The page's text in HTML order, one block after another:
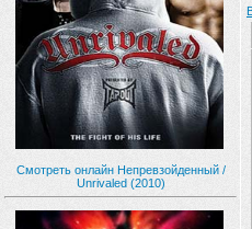
Смотреть онлайн Непревзойденный /
Unrivaled (2010)